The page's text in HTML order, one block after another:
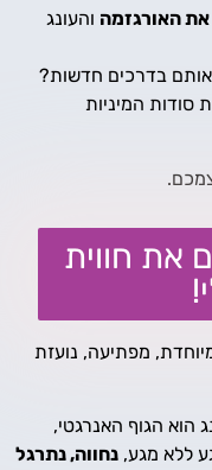
האורגזמה והעונג
בדרכים חדשות?
סודות המיניות
את חווית
מפתיעה, נועזת
הוא הגוף האנרגטי,
ללא מגע, נחווה, נתרגל